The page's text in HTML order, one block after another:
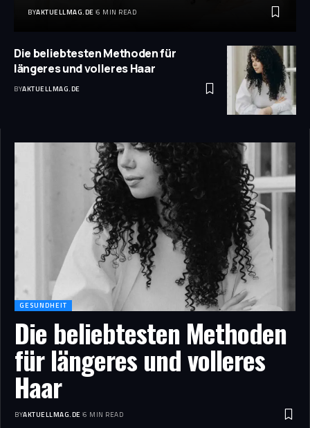
BYAKTUELLMAG.DE 6 MIN READ
Die beliebtesten Methoden für
längeres und volleres Haar
BYAKTUELLMAG.DE
GESUNDHEIT
Die beliebtesten Methoden
für längeres und volleres
Haar
BYAKTUELLMAG.DE 6 MIN READ